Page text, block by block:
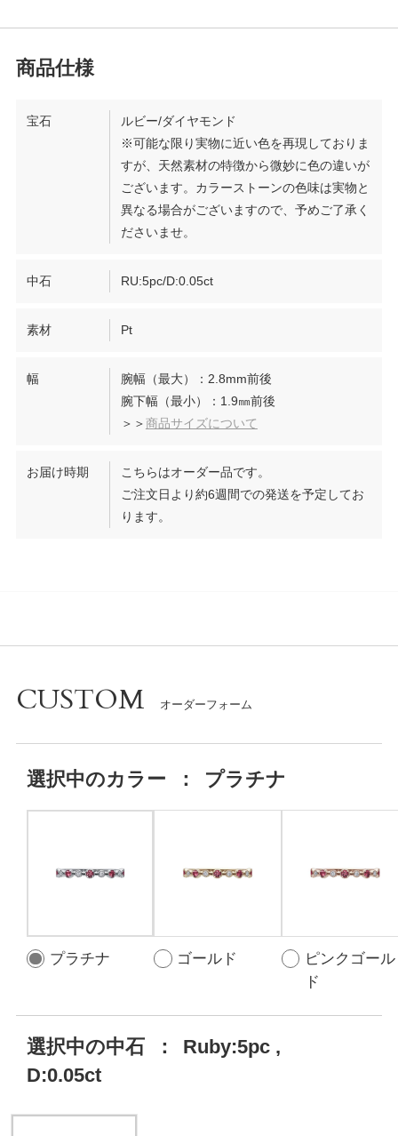
宝石
ルビー/ダイヤモンド
※可能な限り実物に近い色を再現しておりま
すが、天然素材の特徴から微妙に色の違いが
ございます。カラーストーンの色味は実物と
異なる場合がございますので、予めご了承く
ださいませ。
中石 RU:5pc/D:0.05ct
素材 Pt
幅
腕幅（最大）：2.8mm前後
腕下幅（最小）：1.9㎜前後
＞＞商品サイズについて
お届け時期
こちらはオーダー品です。
ご注文日より約6週間での発送を予定してお
ります。
CUSTOM
選択中のカラー ： プラチナ
プラチナ ゴールド
ピンクゴール
ド
選択中の中石 ：
Ruby:5pc ,
D:0.05ct